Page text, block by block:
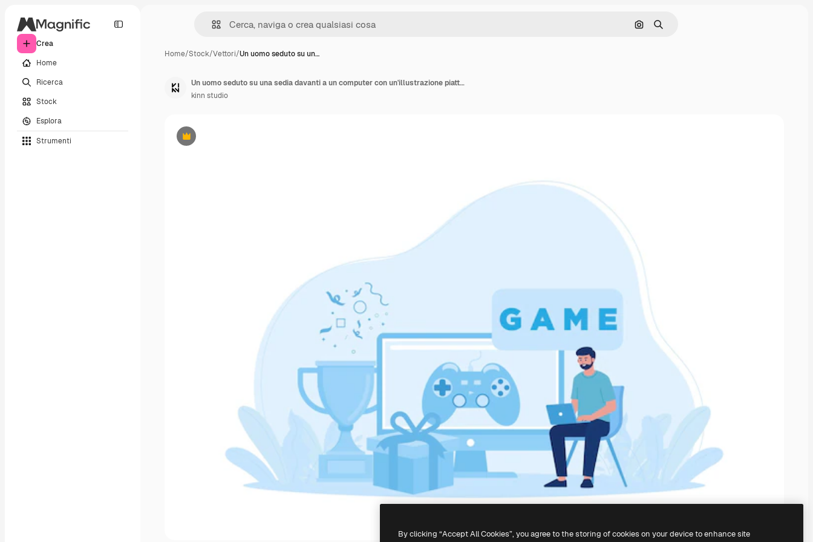
Crea
Home
Ricerca
Stock
Esplora
Strumenti
Cerca per immagine
Ricerca
Home/Stock/Vettori/Un uomo seduto su un…
Premium
Un uomo seduto su una sedia davanti a un computer con un'illustrazione piatta del concetto di tendenza del segno del gioco
kinn studio
By clicking “Accept All Cookies”, you agree to the storing of cookies on your device to enhance site